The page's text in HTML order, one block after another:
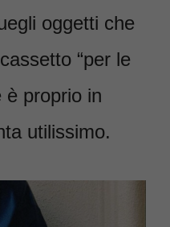
oggetti che
“per le
è proprio in
utilissimo.